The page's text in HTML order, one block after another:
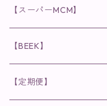
保湿ジェル・クリーム
洗顔
食品
粒タイプ
◉cocochia
ヘナカラー
ヘアファンデーション
◉美顔器
◉スペシャルケア
化粧水
◉V.O.Sシリーズ
クレンジング・洗顔
化粧水
◉メンズシリーズ
クレンジング・洗顔
◉MESシリーズ
眉毛用美容液
唇用美容液
ヘアアディクト
美容液
スキンケアシリーズ
美容液
洗顔
【スーパーMCM】
インナーケア
【BEEK】
インナーケア
【定期便】